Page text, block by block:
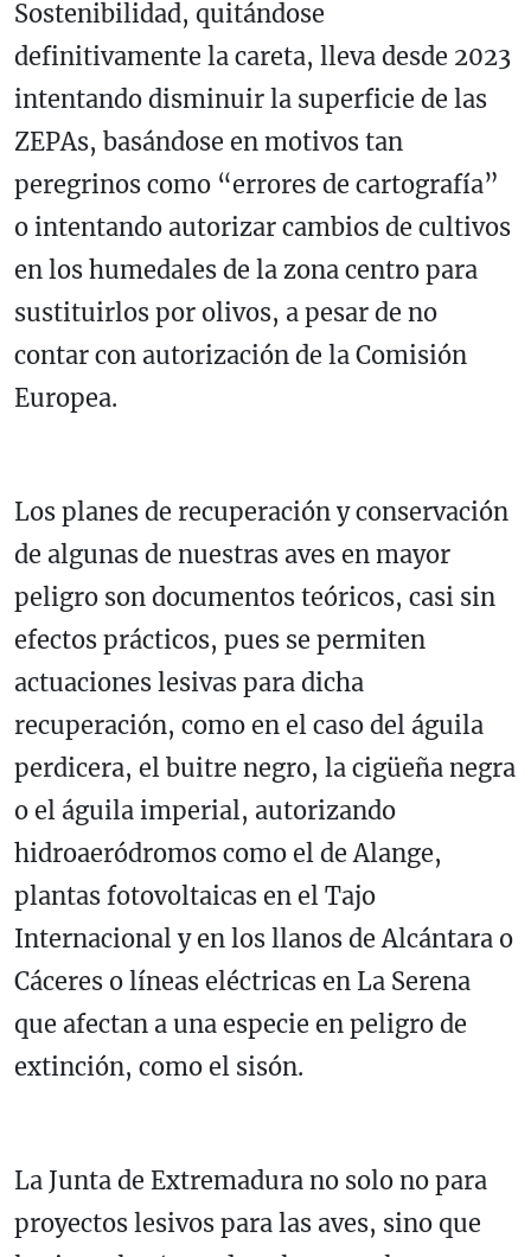
Sostenibilidad, quitándose
definitivamente la careta, lleva desde 2023
intentando disminuir la superficie de las
ZEPAs, basándose en motivos tan
peregrinos como “errores de cartografía”
o intentando autorizar cambios de cultivos
en los humedales de la zona centro para
sustituirlos por olivos, a pesar de no
contar con autorización de la Comisión
Europea.
Los planes de recuperación y conservación
de algunas de nuestras aves en mayor
peligro son documentos teóricos, casi sin
efectos prácticos, pues se permiten
actuaciones lesivas para dicha
recuperación, como en el caso del águila
perdicera, el buitre negro, la cigüeña negra
o el águila imperial, autorizando
hidroaeródromos como el de Alange,
plantas fotovoltaicas en el Tajo
Internacional y en los llanos de Alcántara o
Cáceres o líneas eléctricas en La Serena
que afectan a una especie en peligro de
extinción, como el sisón.
La Junta de Extremadura no solo no para
proyectos lesivos para las aves, sino que